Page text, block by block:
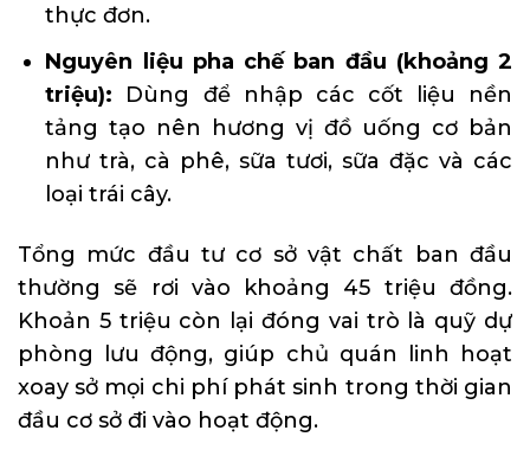
thực đơn.
Nguyên liệu pha chế ban đầu (khoảng 2
triệu): Dùng để nhập các cốt liệu nền
tảng tạo nên hương vị đồ uống cơ bản
như trà, cà phê, sữa tươi, sữa đặc và các
loại trái cây.
Tổng mức đầu tư cơ sở vật chất ban đầu
thường sẽ rơi vào khoảng 45 triệu đồng.
Khoản 5 triệu còn lại đóng vai trò là quỹ dự
phòng lưu động, giúp chủ quán linh hoạt
xoay sở mọi chi phí phát sinh trong thời gian
đầu cơ sở đi vào hoạt động.